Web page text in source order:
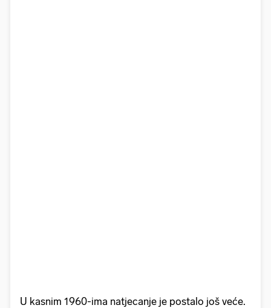
U kasnim 1960-ima natjecanje je postalo još veće.